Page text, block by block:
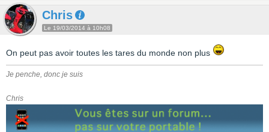
Chris
Le 19/03/2014 à 10h08
On peut pas avoir toutes les tares du monde non plus
Je penche, donc je suis
Chris